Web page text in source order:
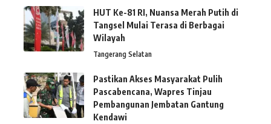
HUT Ke-81 RI, Nuansa Merah Putih di
Tangsel Mulai Terasa di Berbagai
Wilayah
Tangerang Selatan
Pastikan Akses Masyarakat Pulih
Pascabencana, Wapres Tinjau
Pembangunan Jembatan Gantung
Kendawi